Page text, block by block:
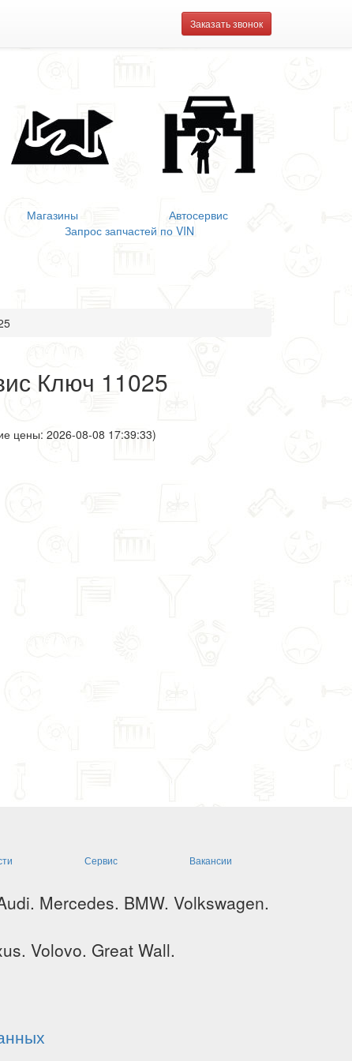
Заказать звонок
Магазины
Автосервис
Запрос запчастей по VIN
Ключ 11025
цены: 2026-08-08 17:39:33)
Сервис Вакансии
Mercedes. BMW. Volkswagen.
Volovo. Great Wall.